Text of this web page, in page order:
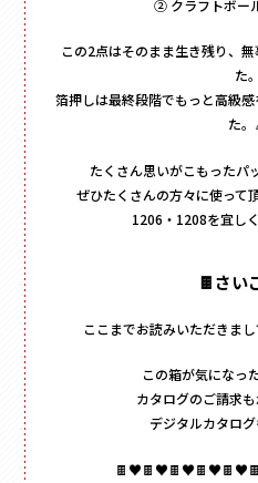
② クラフトボー
この2点はそのまま生き残り、
た。
箔押しは最終段階でもっと高級
た。
たくさん思いがこもったパ
ぜひたくさんの方々に使って
1206・1208を宜し
🍫さい
ここまでお読みいただきま
この箱が気になっ
カタログのご請求
デジタルカタログ